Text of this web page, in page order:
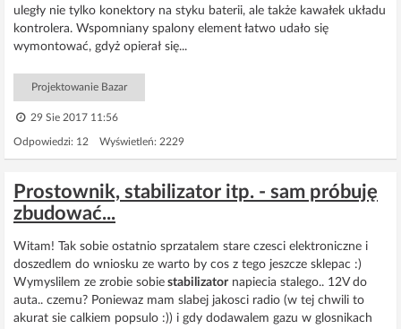
uległy nie tylko konektory na styku baterii, ale także kawałek układu
kontrolera. Wspomniany spalony element łatwo udało się
wymontować, gdyż opierał się...
Projektowanie Bazar
29 Sie 2017 11:56
Odpowiedzi: 12 Wyświetleń: 2229
Prostownik, stabilizator itp. - sam próbuję
zbudować...
Witam! Tak sobie ostatnio sprzatalem stare czesci elektroniczne i
doszedlem do wniosku ze warto by cos z tego jeszcze sklepac :)
Wymyslilem ze zrobie sobie stabilizatornapiecia stalego.. 12V do
auta.. czemu? Poniewaz mam slabej jakosci radio (w tej chwili to
akurat sie calkiem popsulo :)) i gdy dodawalem gazu w glosnikach